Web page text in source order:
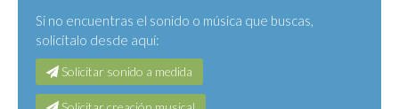
Si no encuentras el sonido o música que buscas,
solicítalo desde aquí:
Solicitar sonido a medida